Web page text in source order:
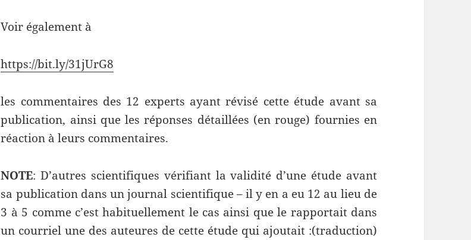
Voir également à
https://bit.ly/31jUrG8
les commentaires des 12 experts ayant révisé cette étude avant sa
publication, ainsi que les réponses détaillées (en rouge) fournies en
réaction à leurs commentaires.
NOTE: D’autres scientifiques vérifiant la validité d’une étude avant
sa publication dans un journal scientifique – il y en a eu 12 au lieu de
3 à 5 comme c’est habituellement le cas ainsi que le rapportait dans
un courriel une des auteures de cette étude qui ajoutait :(traduction)